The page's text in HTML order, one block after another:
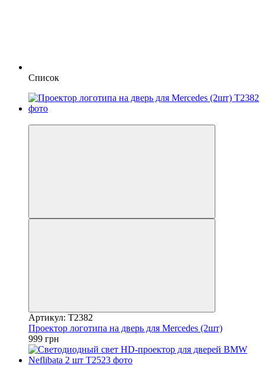
Список
Артикул: T2382
Проектор логотипа на дверь для Mercedes (2шт)
999 грн